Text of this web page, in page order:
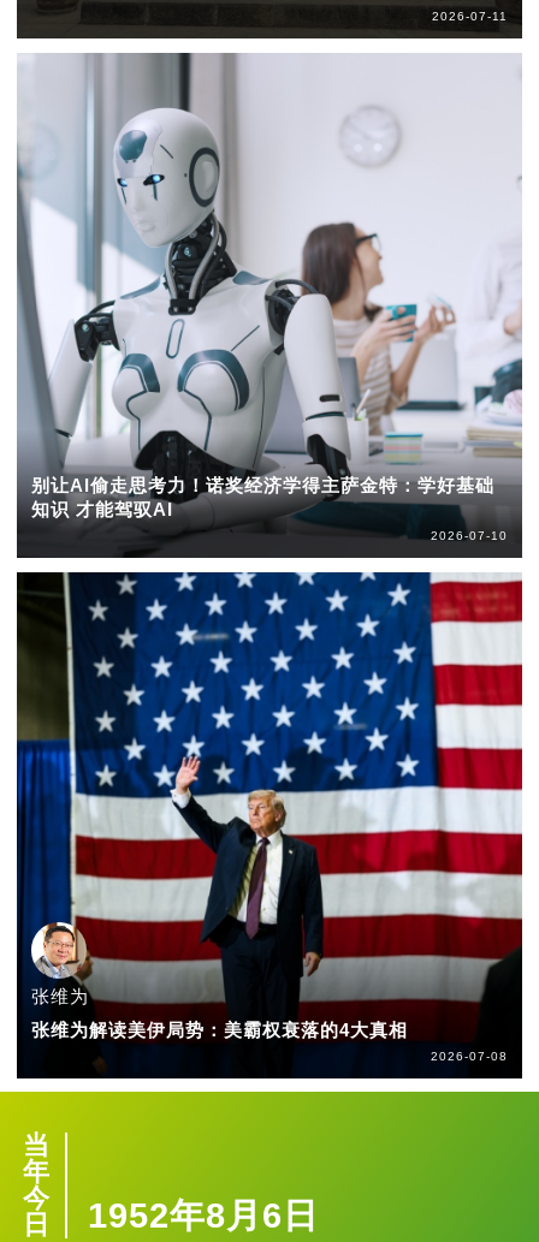
2026-07-11
别让AI偷走思考力！诺奖经济学得主萨金特：学好基础
知识 才能驾驭AI
2026-07-10
张维为
张维为解读美伊局势：美霸权衰落的4大真相
2026-07-08
当
年
今
日
1952年8月6日